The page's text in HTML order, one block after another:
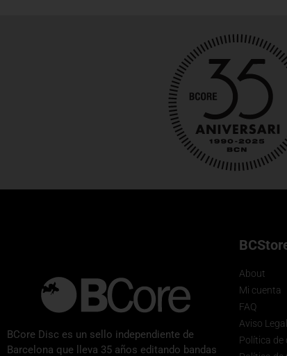
BCore Disc es un sello independiente de
Barcelona que lleva 35 años editando bandas
About
Mi cuenta
FAQ
Aviso Legal
Política de